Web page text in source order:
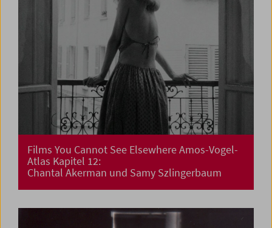
Films You Cannot See Elsewhere Amos-Vogel-
Atlas Kapitel 12:
Chantal Akerman und Samy Szlingerbaum